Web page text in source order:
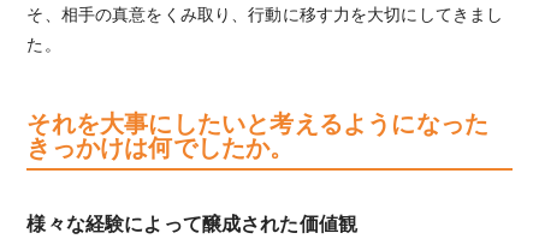
そ、相手の真意をくみ取り、行動に移す力を大切にしてきまし
た。
それを大事にしたいと考えるようになった
きっかけは何でしたか。
様々な経験によって醸成された価値観